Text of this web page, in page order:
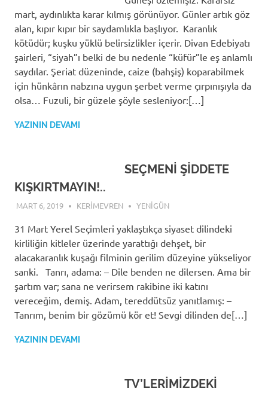
mart, aydınlıkta karar kılmış görünüyor. Günler artık göz
alan, kıpır kıpır bir saydamlıkla başlıyor. Karanlık
kötüdür; kuşku yüklü belirsizlikler içerir. Divan Edebiyatı
şairleri, “siyah”ı belki de bu nedenle “küfür”le eş anlamlı
saydılar. Şeriat düzeninde, caize (bahşiş) koparabilmek
için hünkârın nabzına uygun şerbet verme çırpınışıyla da
olsa… Fuzuli, bir güzele şöyle sesleniyor:[…]
YAZININ DEVAMI
SEÇMENİ ŞİDDETE
KIŞKIRTMAYIN!..
MART 6, 2019 KERIMEVREN YENIGÜN
31 Mart Yerel Seçimleri yaklaştıkça siyaset dilindeki
kirliliğin kitleler üzerinde yarattığı dehşet, bir
alacakaranlık kuşağı filminin gerilim düzeyine yükseliyor
sanki. Tanrı, adama: – Dile benden ne dilersen. Ama bir
şartım var; sana ne verirsem rakibine iki katını
vereceğim, demiş. Adam, tereddütsüz yanıtlamış: –
Tanrım, benim bir gözümü kör et! Sevgi dilinden de[…]
YAZININ DEVAMI
TV’LERİMİZDEKİ